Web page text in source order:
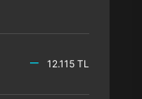
12.115 TL